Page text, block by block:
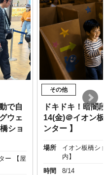
で自
ウェ
ショ
ー 【屋
その他
ドキドキ！暗闇
14(金)＠イオン
ンター 】
場所
イオン板橋シ
内】
時間
8/14